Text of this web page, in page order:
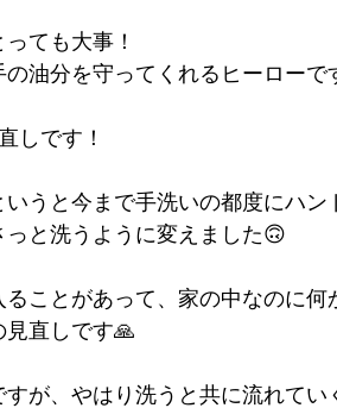
ても大事！
油分を守ってくれるヒーローで
しです！
うと今まで手洗いの都度にハ
と洗うように変えました🙃
ことがあって、家の中なのに
見直しです🙏
が、やはり洗うと共に流れてい